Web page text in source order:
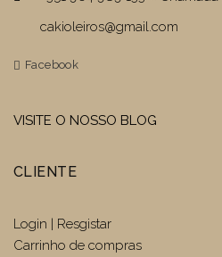
cakioleiros@gmail.com
Facebook
VISITE O NOSSO BLOG
CLIENTE
Login | Resgistar
Carrinho de compras